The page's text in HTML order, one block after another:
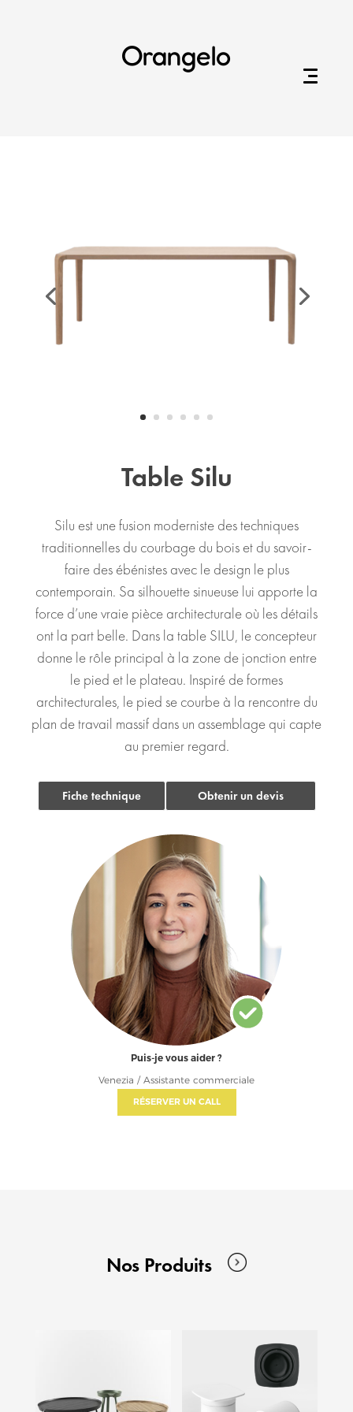
Orangelo
Table Silu
Silu est une fusion moderniste des techniques
traditionnelles du courbage du bois et du savoir-
faire des ébénistes avec le design le plus
contemporain. Sa silhouette sinueuse lui apporte la
force d’une vraie pièce architecturale où les détails
ont la part belle. Dans la table SILU, le concepteur
donne le rôle principal à la zone de jonction entre
le pied et le plateau. Inspiré de formes
architecturales, le pied se courbe à la rencontre du
plan de travail massif dans un assemblage qui capte
au premier regard.
Fiche technique Obtenir un devis
Puis-je vous aider ?
Venezia / Assistante commerciale
RÉSERVER UN CALL
Nos Produits